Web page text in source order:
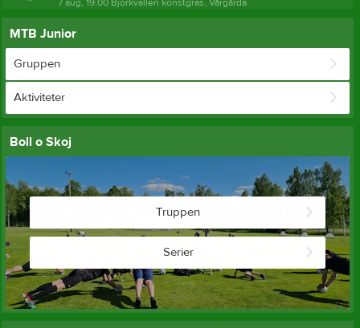
MTB Junior
Gruppen
Aktiviteter
Boll o Skoj
Truppen
Serier